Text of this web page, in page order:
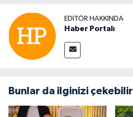
EDITÖR HAKKINDA
Haber Portalı
Bunlar da ilginizi çekebilir